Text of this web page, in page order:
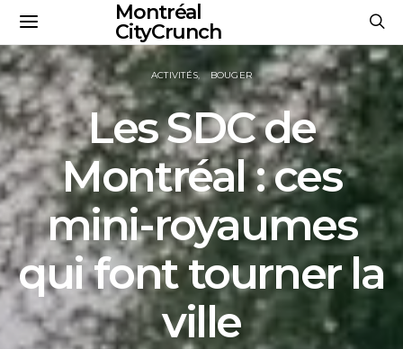
Montréal
CityCrunch
ACTIVITÉS BOUGER
Les SDC de
Montréal : ces
mini-royaumes
qui font tourner la
ville